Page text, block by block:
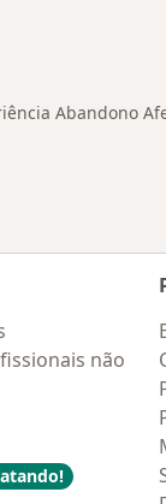
Abandono
não